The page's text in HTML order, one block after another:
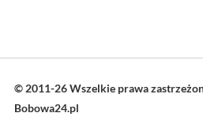
© 2011-26 Wszelkie prawa
Bobowa24.pl